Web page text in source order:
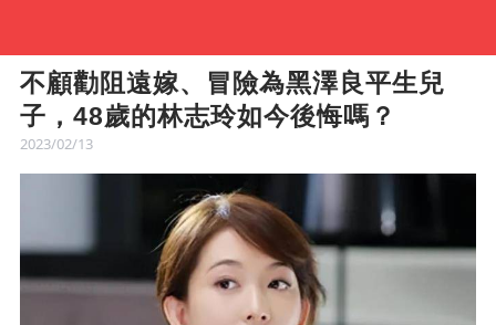
不顧勸阻遠嫁、冒險為黑澤良平生兒
子，48歲的林志玲如今後悔嗎？
2023/02/13